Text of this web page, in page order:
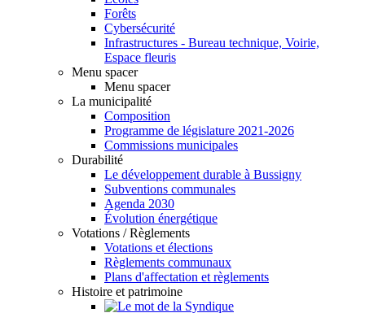
Forêts
Cybersécurité
Infrastructures - Bureau technique, Voirie,
Espace fleuris
Menu spacer
Menu spacer
La municipalité
Composition
Programme de législature 2021-2026
Commissions municipales
Durabilité
Le développement durable à Bussigny
Subventions communales
Agenda 2030
Évolution énergétique
Votations / Règlements
Votations et élections
Règlements communaux
Plans d'affectation et règlements
Histoire et patrimoine